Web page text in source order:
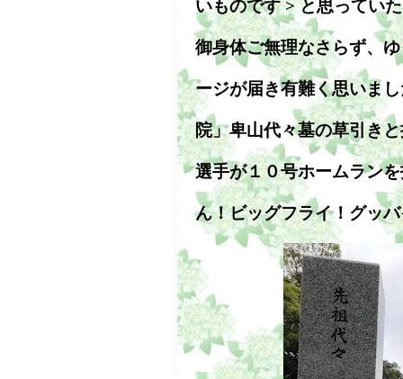
いものです > と思ってい
御身体ご無理なさらず、
ージが届き有難く思いま
院」卑山代々墓の草引き
選手が１０号ホームラン
ん！ビッグフライ！グッ